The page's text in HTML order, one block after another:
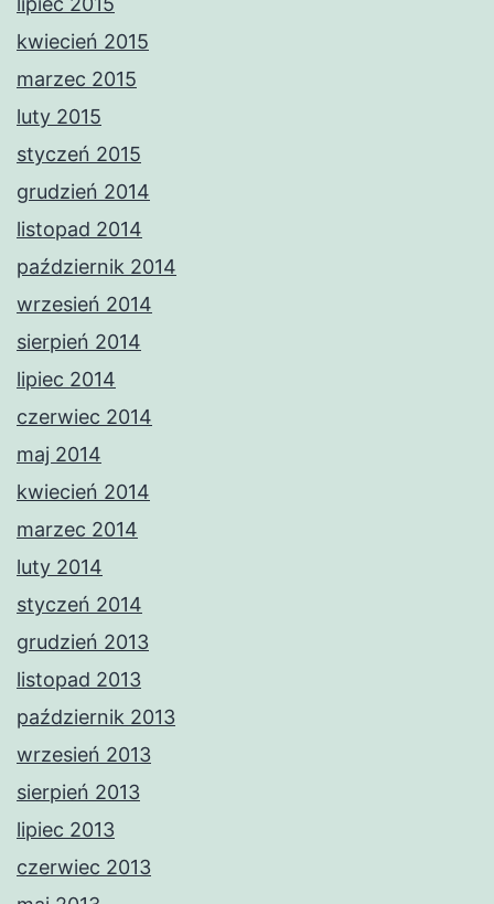
kwiecień 2015
marzec 2015
luty 2015
styczeń 2015
grudzień 2014
listopad 2014
październik 2014
wrzesień 2014
sierpień 2014
lipiec 2014
czerwiec 2014
maj 2014
kwiecień 2014
marzec 2014
luty 2014
styczeń 2014
grudzień 2013
listopad 2013
październik 2013
wrzesień 2013
sierpień 2013
lipiec 2013
czerwiec 2013